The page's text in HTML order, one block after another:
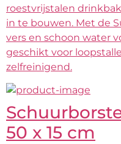
roestvrijstalen
in te bouwen. Met de
vers en schoon water
geschikt voor
zelfreinigend.
50 x 15 cm